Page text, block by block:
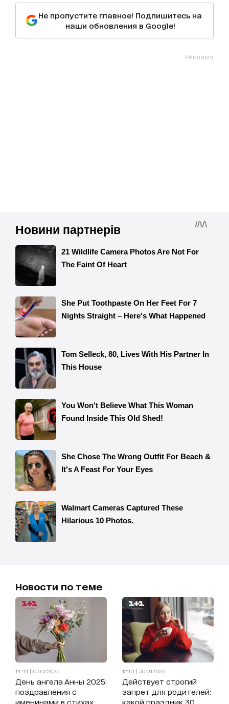
Не пропустите главное! Подпишитесь на
наши обновления в Google!
Реклама
Новости по теме
14:44 | 03.02.2025
День ангела Анны 2025:
поздравления с
именинами в стихах,
12:10 | 30.01.2025
Действует строгий
запрет для родителей:
какой праздник 30